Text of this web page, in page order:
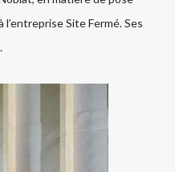
l’entreprise Site Fermé. Ses